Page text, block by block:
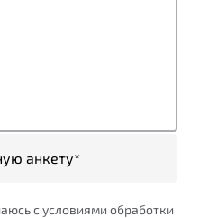
анкету*
с условиями обработки